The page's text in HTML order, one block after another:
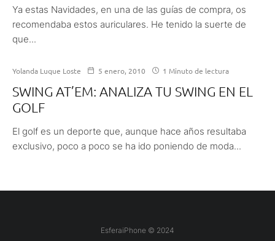
Ya estas Navidades, en una de las guías de compra, os
recomendaba estos auriculares. He tenido la suerte de
que...
Yolanda Luque Loste 5 enero, 2010 1 Minuto de lectura
SWING AT’EM: ANALIZA TU SWING EN EL
GOLF
El golf es un deporte que, aunque hace años resultaba
exclusivo, poco a poco se ha ido poniendo de moda...
EsferaiPhone © 2024